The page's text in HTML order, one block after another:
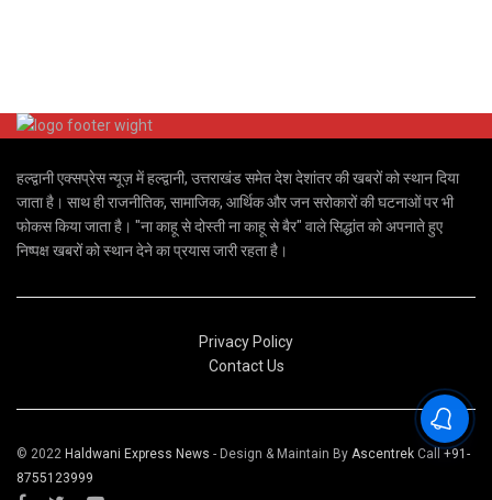
हल्द्वानी एक्सप्रेस न्यूज़ में हल्द्वानी, उत्तराखंड समेत देश देशांतर की खबरों को स्थान दिया
जाता है। साथ ही राजनीतिक, सामाजिक, आर्थिक और जन सरोकारों की घटनाओं पर भी
फोकस किया जाता है। "ना काहू से दोस्ती ना काहू से बैर" वाले सिद्धांत को अपनाते हुए
निष्पक्ष खबरों को स्थान देने का प्रयास जारी रहता है।
Privacy Policy
Contact Us
© 2022 Haldwani Express News - Design & Maintain By Ascentrek Call+91-
8755123999